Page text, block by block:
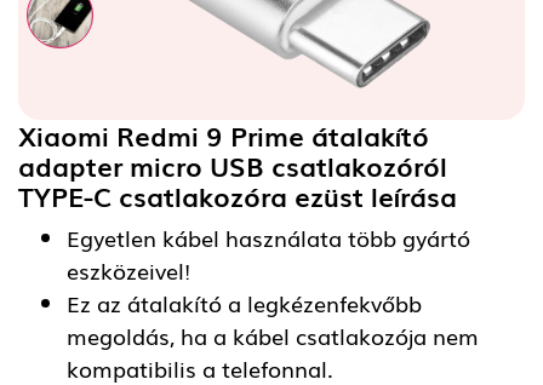
Xiaomi Redmi 9 Prime átalakító
adapter micro USB csatlakozóról
TYPE-C csatlakozóra ezüst leírása
Egyetlen kábel használata több gyártó
eszközeivel!
Ez az átalakító a legkézenfekvőbb
megoldás, ha a kábel csatlakozója nem
kompatibilis a telefonnal.